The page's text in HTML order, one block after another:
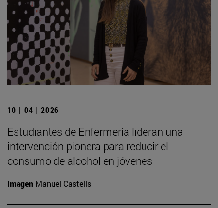
10 | 04 | 2026
Estudiantes de Enfermería lideran una
intervención pionera para reducir el
consumo de alcohol en jóvenes
Imagen Manuel Castells